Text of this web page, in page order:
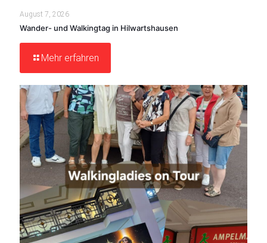
August 7, 2026
Wander- und Walkingtag in Hilwartshausen
Mehr erfahren